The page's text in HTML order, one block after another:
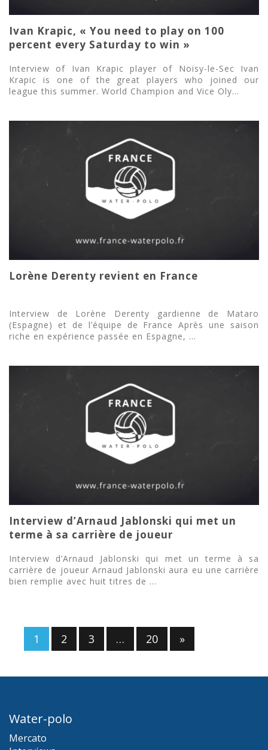
Ivan Krapic, « You need to play on 100
percent every Saturday to win »
Interview of Ivan Krapic player of Noisy-le-Sec Ivan
Krapic is one of the great players who joined our
league this summer. World Champion and Vice Oly...
Lorène Derenty revient en France
Interview de Lorène Derenty gardienne de Mataro
(Espagne) et de l’équipe de France Après une saison
riche en expérience passée en Espagne, ...
Interview d’Arnaud Jablonski qui met un
terme à sa carrière de joueur
Interview d’Arnaud Jablonski qui met un terme à sa
carrière de joueur Arnaud Jablonski aura eu une carrière
bien remplie avec huit titres de ...
1 2 3 … 20 »
Water-polo
Mercato